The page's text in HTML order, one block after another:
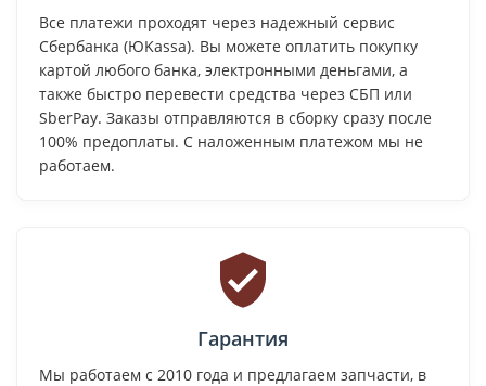
Все платежи проходят через надежный сервис
Сбербанка (ЮKassa). Вы можете оплатить покупку
картой любого банка, электронными деньгами, а
также быстро перевести средства через СБП или
SberPay. Заказы отправляются в сборку сразу после
100% предоплаты. С наложенным платежом мы не
работаем.
Гарантия
Мы работаем с 2010 года и предлагаем запчасти, в